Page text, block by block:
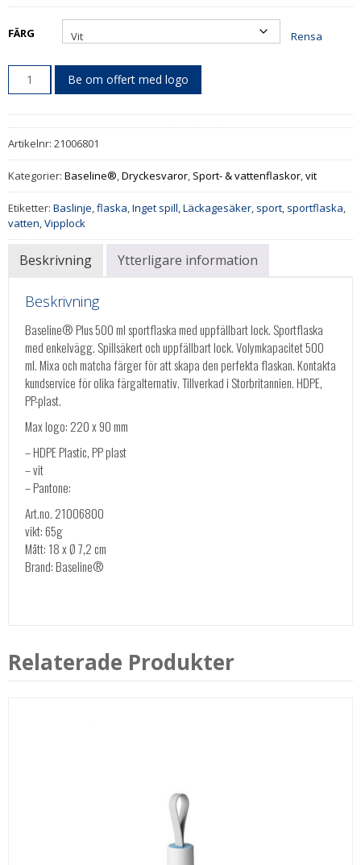
FÄRG Rensa
Be om offert med logo
Artikelnr: 21006801
Kategorier: Baseline® Dryckesvaror Sport- & vattenflaskor vit
Etiketter: Baslinje flaska Inget spill Läckagesäker sport sportflaska
vatten Vipplock
Beskrivning Ytterligare information
Beskrivning
Baseline® Plus 500 ml sportflaska med uppfällbart lock. Sportflaska
med enkelvägg. Spillsäkert och uppfällbart lock. Volymkapacitet 500
ml. Mixa och matcha färger för att skapa den perfekta flaskan. Kontakta
kundservice för olika färgalternativ. Tillverkad i Storbritannien. HDPE,
PP-plast.
Max logo: 220 x 90 mm
– HDPE Plastic, PP plast
– vit
– Pantone:
Art.no. 21006800
vikt: 65g
Mått: 18 x Ø 7,2 cm
Brand: Baseline®
Relaterade Produkter